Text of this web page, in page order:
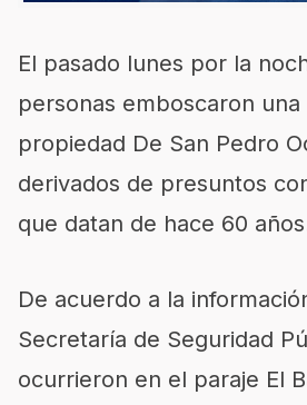
El pasado lunes por la
personas emboscaron una
propiedad De San Pedro
derivados de presuntos
que datan de hace 60
De acuerdo a la
Secretaría de Seguridad
ocurrieron en el paraje El